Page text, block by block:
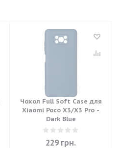
Чохол Full Soft Case для
Xiaomi Poco X3/X3 Pro -
Dark Blue
229грн.